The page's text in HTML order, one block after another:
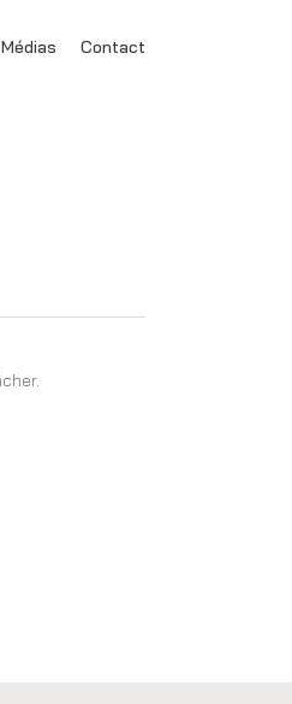
Médias Contact